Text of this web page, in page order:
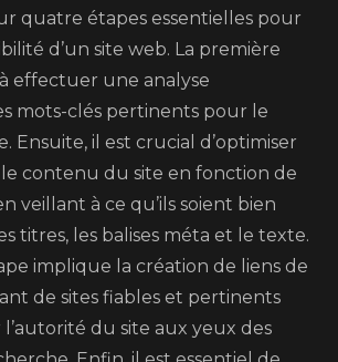
quatre étapes essentielles pour
d’un site web. La première
effectuer une analyse
mots-clés pertinents pour le
Ensuite, il est crucial d’optimiser
contenu du site en fonction de
veillant à ce qu’ils soient bien
titres, les balises méta et le texte.
implique la création de liens de
de sites fiables et pertinents
du site aux yeux des